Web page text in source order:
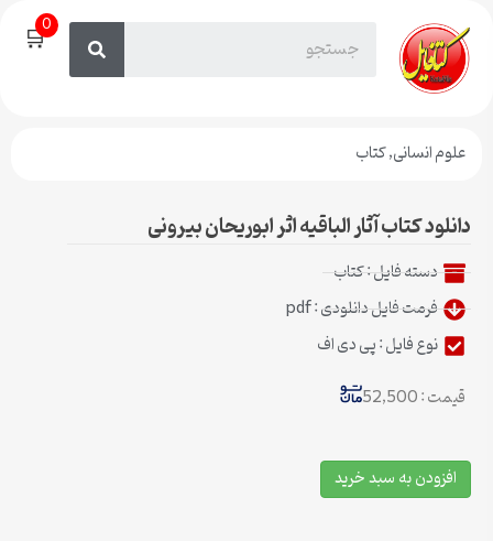
🛒0
علوم انسانی,کتاب
دانلود کتاب آثار الباقیه اثر ابوریحان بیرونی
دسته فایل :کتاب
فرمت فایل دانلودی : pdf
نوع فایل : پی دی اف
قیمت : 52,500
افزودن به سبد خرید